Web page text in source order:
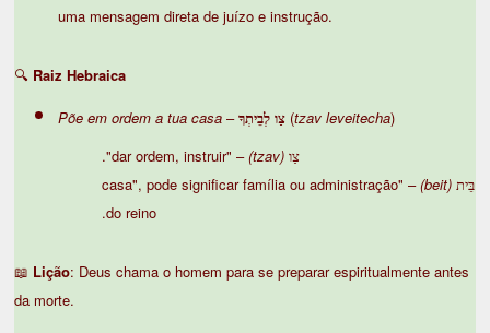
uma mensagem direta de juízo e instrução.
🔍 Raiz Hebraica
Põe em ordem a tua casa –צַו לְבֵיתְךָ (tzav leveitecha)
צַו(tzav)
– "dar ordem, instruir".
בֵּית(beit)
– "casa", pode significar família ou administração
do reino.
📖 Lição: Deus chama o homem para se preparar espiritualmente antes
da morte.